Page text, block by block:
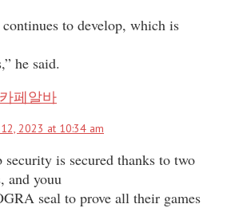
to develop, which is
he said.
페알바
12, 2023 at 10:34 am
security is secured thanks to two
and youu
seal to prove all their games